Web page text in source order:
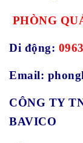
PHÒNG
Di động:
Email:
CÔNG TY
BAVICO